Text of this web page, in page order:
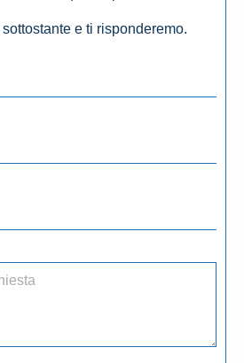
e ti risponderemo.